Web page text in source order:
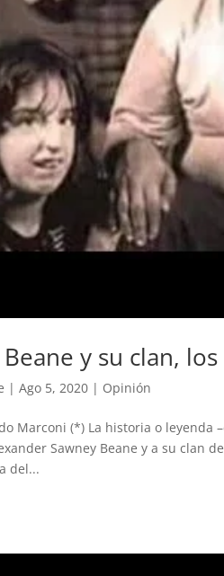
y su clan,
|Ago 5, 2020 | Opinión
(*) La historia o leyenda
Sawney Beane y a su clan
del...